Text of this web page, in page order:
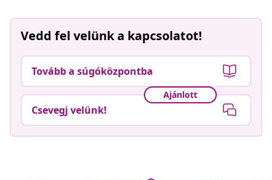
Vedd fel velünk a kapcsolatot!
Tovább a súgóközpontba
Ajánlott
Csevegj velünk!